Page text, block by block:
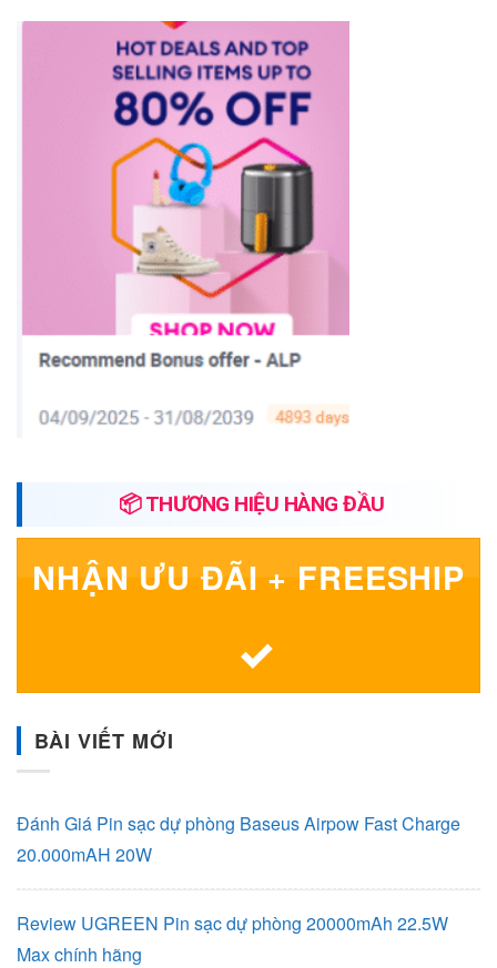
📦 THƯƠNG HIỆU HÀNG ĐẦU
NHẬN ƯU ĐÃI + FREESHIP
BÀI VIẾT MỚI
Đánh Giá Pin sạc dự phòng Baseus Airpow Fast Charge
20.000mAH 20W
Review UGREEN Pin sạc dự phòng 20000mAh 22.5W
Max chính hãng